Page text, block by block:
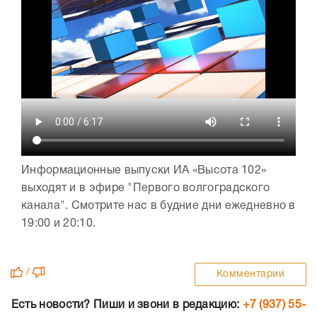
Информационные выпуски ИА «Высота 102»
выходят и в эфире "Первого волгоградского
канала". Смотрите нас в будние дни ежедневно в
19:00 и 20:10.
/ Комментарии
Есть новости? Пиши и звони в редакцию: +7 (937) 55-